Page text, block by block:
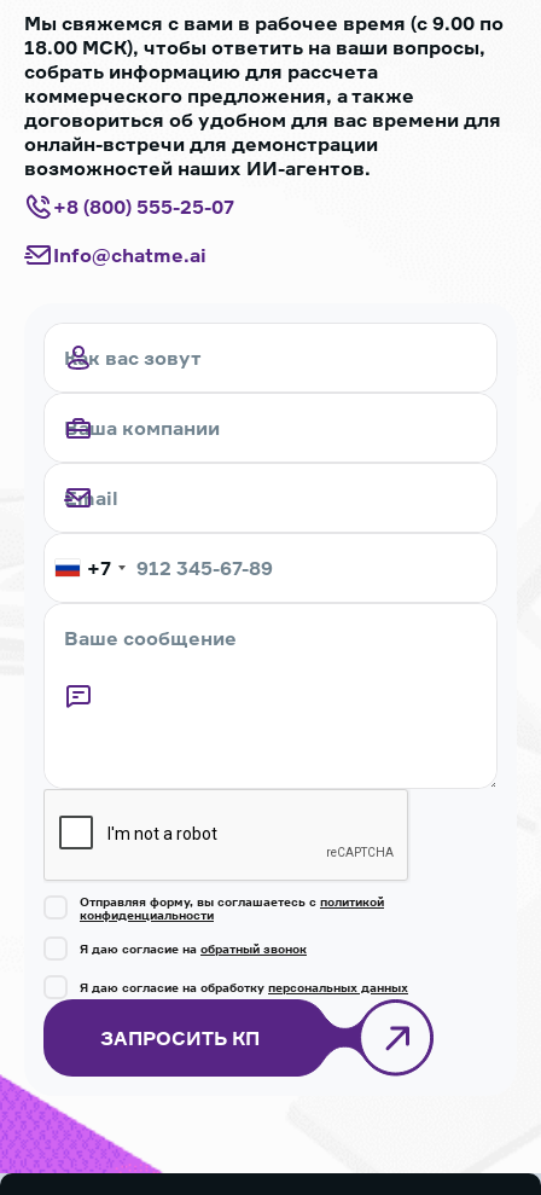
Мы свяжемся с вами в рабочее время (с 9.00 по
18.00 МСК), чтобы ответить на ваши вопросы,
собрать информацию для рассчета
коммерческого предложения, а также
договориться об удобном для вас времени для
онлайн-встречи для демонстрации
возможностей наших ИИ-агентов.
+8 (800) 555-25-07
Info@chatme.ai
+7
Отправляя форму, вы соглашаетесь с политикой
конфиденциальности
Я даю согласие на обратный звонок
Я даю согласие на обработку персональных данных
ЗАПРОСИТЬ КП